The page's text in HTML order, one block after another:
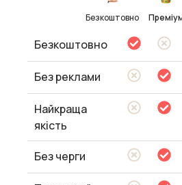
Безкоштовно
Безкоштовно
Без реклами
Найкраща
якість
Без черги